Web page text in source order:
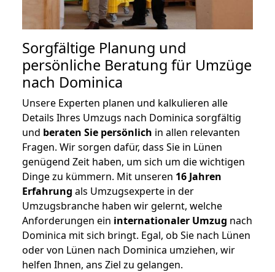
Sorgfältige Planung und
persönliche Beratung für Umzüge
nach Dominica
Unsere Experten planen und kalkulieren alle
Details Ihres Umzugs nach Dominica sorgfältig
und beraten Sie persönlich in allen relevanten
Fragen. Wir sorgen dafür, dass Sie in Lünen
genügend Zeit haben, um sich um die wichtigen
Dinge zu kümmern. Mit unseren 16 Jahren
Erfahrung als Umzugsexperte in der
Umzugsbranche haben wir gelernt, welche
Anforderungen ein internationaler Umzug nach
Dominica mit sich bringt. Egal, ob Sie nach Lünen
oder von Lünen nach Dominica umziehen, wir
helfen Ihnen, ans Ziel zu gelangen.